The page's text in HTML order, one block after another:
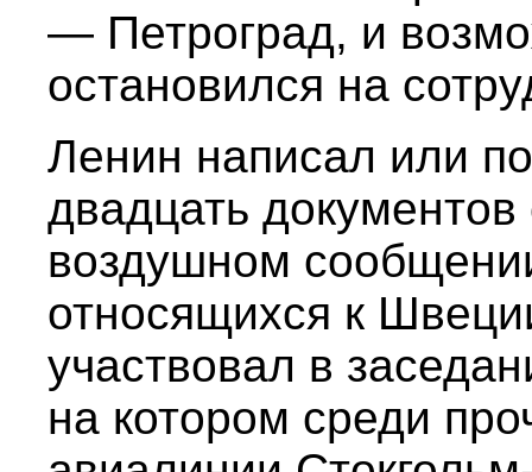
— Петроград, и
остановился на
Ленин написал или
двадцать
воздушном
относящихся к
участвовал в
на котором среди